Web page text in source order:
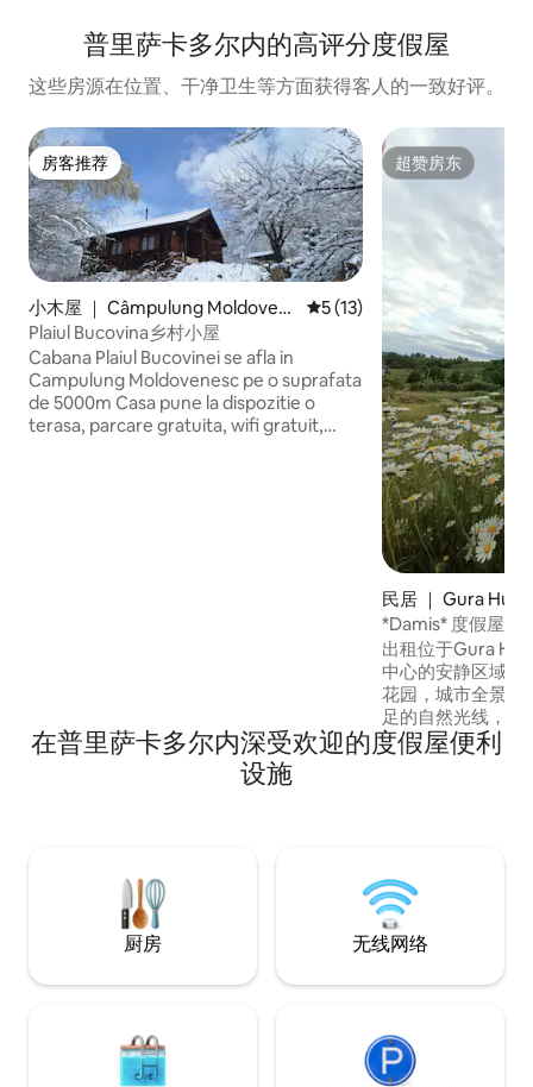
普里萨卡多尔内的高评分度假屋
这些房源在位置、干净卫生等方面获得客人的一致好评。
房客推荐
房客推荐
小木屋 ｜ Câmpulung Moldoven
esc
平均评分 5 分（满分 5 分）
5 (13)
Plaiul Bucovina乡村小屋
Cabana Plaiul Bucovinei se afla in
Campulung Moldovenesc pe o suprafata
de 5000m Casa pune la dispozitie o
terasa, parcare gratuita, wifi gratuit,
超赞房东
超赞房东
民居 ｜ Gura
*Damis* 度假屋
出租位于Gura
中心的安静区域，
花园，城市全景，
足的自然光线，露
带淋浴的卫生间，
还可以容纳4人，
在普里萨卡多尔内深受欢迎的度假屋便利
设施
厨房 无线网络